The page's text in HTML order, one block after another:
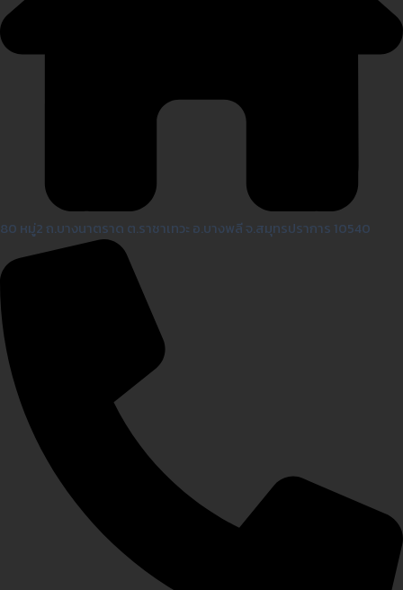
80 หมู่2 ถ.บางนาตราด ต.ราชาเทวะ อ.บางพลี จ.สมุทรปราการ 10540